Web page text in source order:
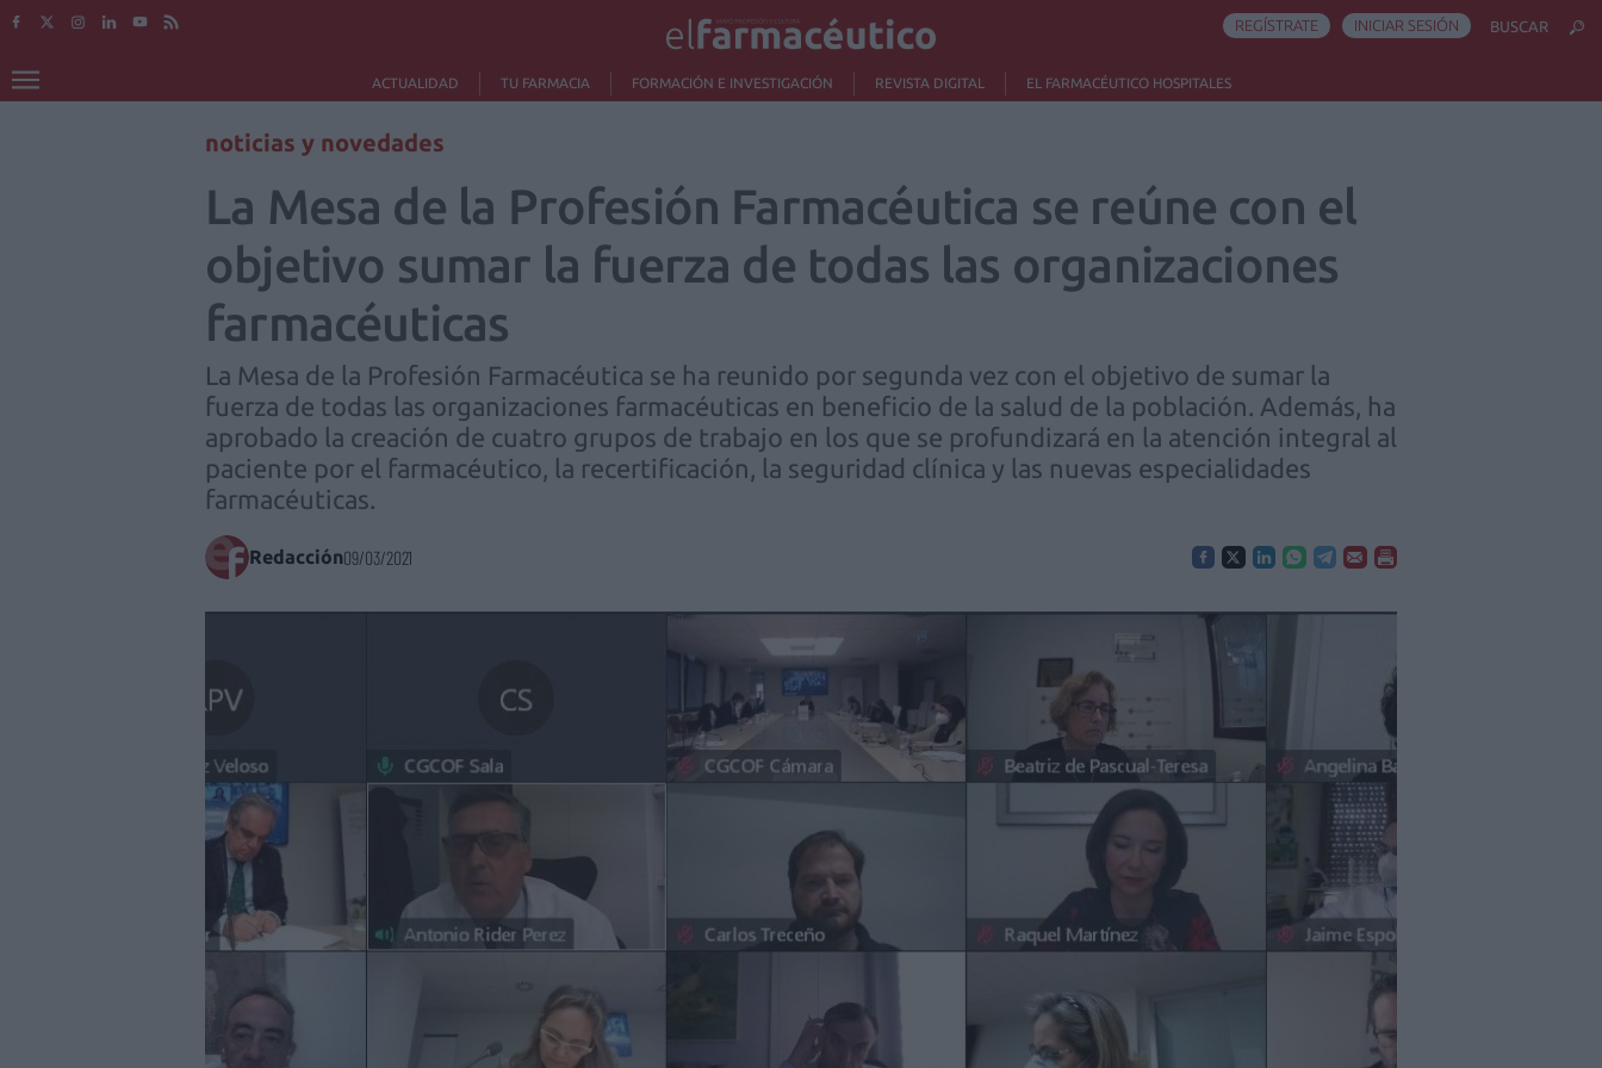
ACTUALIDAD TU FARMACIA FORMACIÓN E INVESTIGACIÓN REVISTA DIGITAL EL FARMACÉUTICO HOSPITALES
REGÍSTRATE INICIAR SESIÓN BUSCAR
noticias y novedades
La Mesa de la Profesión Farmacéutica se reúne con el
objetivo sumar la fuerza de todas las organizaciones
farmacéuticas
La Mesa de la Profesión Farmacéutica se ha reunido por segunda vez con el objetivo de sumar la
fuerza de todas las organizaciones farmacéuticas en beneficio de la salud de la población. Además, ha
aprobado la creación de cuatro grupos de trabajo en los que se profundizará en la atención integral al
paciente por el farmacéutico, la recertificación, la seguridad clínica y las nuevas especialidades
farmacéuticas.
Redacción09/03/2021